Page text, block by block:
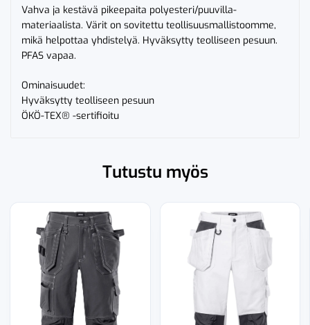
Vahva ja kestävä pikeepaita polyesteri/puuvilla-
materiaalista. Värit on sovitettu teollisuusmallistoomme,
mikä helpottaa yhdistelyä. Hyväksytty teolliseen pesuun.
PFAS vapaa.
Ominaisuudet:
Hyväksytty teolliseen pesuun
ÖKÖ-TEX® -sertifioitu
Tutustu myös